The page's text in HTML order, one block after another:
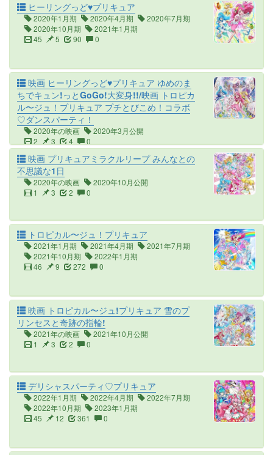
ヒーリングっど♥プリキュア
2020年1月期 2020年4月期
2020年7月期
2020年10月期
2021年1月期
45
5 90 0
映画 ヒーリングっど♥プリキュア ゆめのま
ちでキュン!っとGoGo!大変身!!/映画 トロピカ
ル〜ジュ！プリキュア プチとびこめ！コラボ
♡ダンスパーティ！
2020年の映画
2020年3月公開
2
3 4 0
映画 プリキュアミラクルリープ みんなとの
不思議な1日
2020年の映画
2020年10月公開
1
3 2 0
トロピカル〜ジュ！プリキュア
2021年1月期 2021年4月期
2021年7月期
2021年10月期
2022年1月期
46
9 272 0
映画 トロピカル〜ジュ!プリキュア 雪のプ
リンセスと奇跡の指輪!
2021年の映画
2021年10月公開
1
3 2 0
デリシャスパーティ♡プリキュア
2022年1月期 2022年4月期
2022年7月期
2022年10月期
2023年1月期
45
12 361 0